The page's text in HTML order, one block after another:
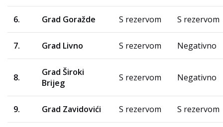
6. Grad Goražde S rezervom S rezervom
7. Grad Livno S rezervom Negativno
8.
Grad Široki
Brijeg
S rezervom Negativno
9. Grad Zavidovići S rezervom S rezervom